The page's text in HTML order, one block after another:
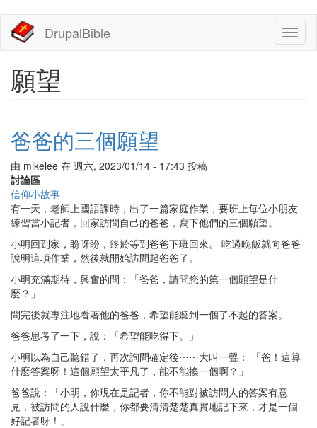
主
DrupalBible
願望
爸爸的三個願望
由 mikelee 在 週六, 2023/01/14 - 17:43 投稿
討論區
信仰小故事
有一天，老師上國語課時，出了一篇家庭作業，要班上每位小朋友
練習當小記者，回家訪問自己的爸爸，寫下他們的三個願望。
小明回到家，盼呀盼，終於等到爸爸下班回來。 吃過晚飯就向爸爸
說明這項作業，然後就開始訪問起爸爸了。
小明充滿期待，興奮的問：「爸爸，請問您的第一個願望是什
麼？」
問完後就專注地看著他的爸爸，希望能聽到一個了不起的答案。
爸爸思考了一下，說：「希望能吃得下。」
小明以為自己聽錯了，再次詢問確定後⋯⋯大叫一聲： 「爸！這算
什麼答案呀！這個願望太平凡了，能不能換一個啊？」
爸爸說：「小明，你現在是記者，你不能對被訪問人的答案有意
見，被訪問的人說什麼，你都要清清楚楚真實地記下來，才是一個
好記者呀！」